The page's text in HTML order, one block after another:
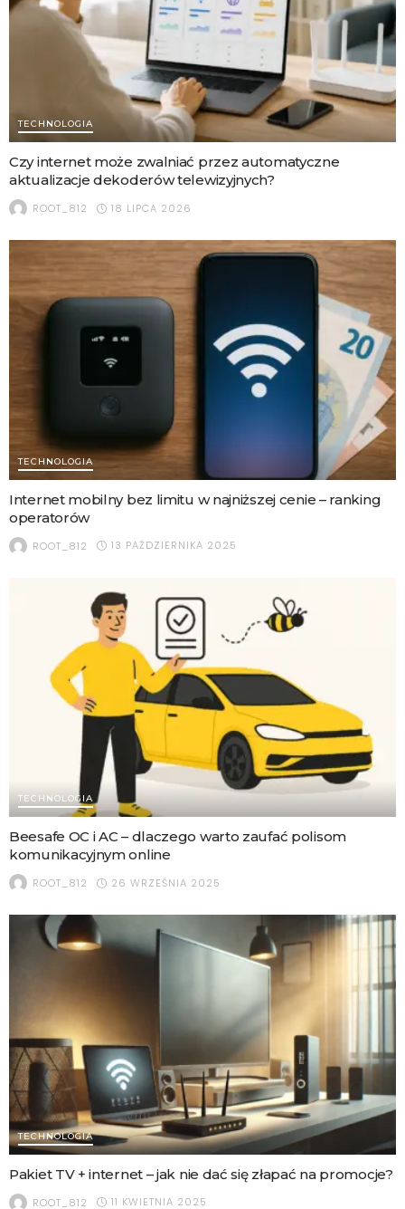
TECHNOLOGIA
Czy internet może zwalniać przez automatyczne
aktualizacje dekoderów telewizyjnych?
ROOT_812 18 LIPCA 2026
TECHNOLOGIA
Internet mobilny bez limitu w najniższej cenie – ranking
operatorów
ROOT_812 13 PAŹDZIERNIKA 2025
TECHNOLOGIA
Beesafe OC i AC – dlaczego warto zaufać polisom
komunikacyjnym online
ROOT_812 26 WRZEŚNIA 2025
TECHNOLOGIA
Pakiet TV + internet – jak nie dać się złapać na promocje?
ROOT_812 11 KWIETNIA 2025